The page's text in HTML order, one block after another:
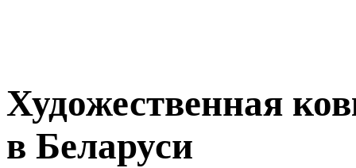
Художественная
в Беларуси